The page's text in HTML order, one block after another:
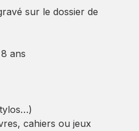
sur le dossier de
ans
cahiers ou jeux